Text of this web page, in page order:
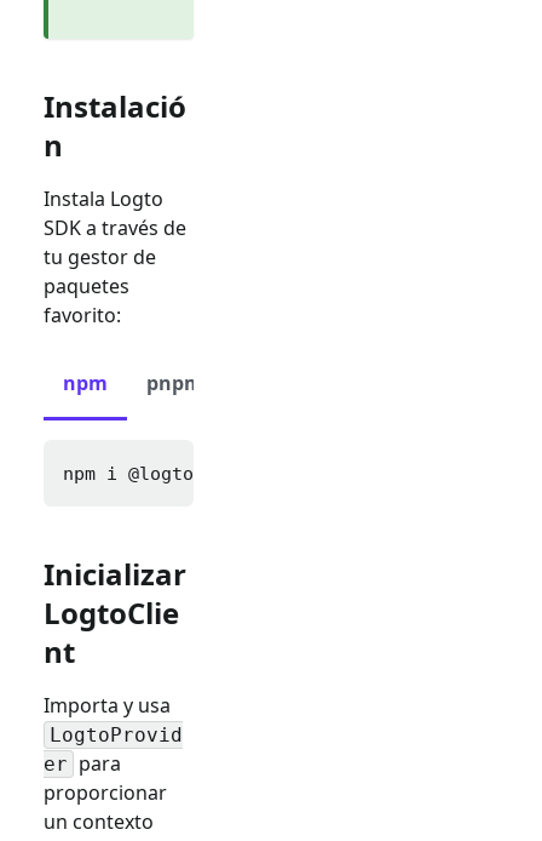
Instalació
n
Instala Logto
SDK a través de
tu gestor de
paquetes
favorito:
npm pnpm
npm i @logto/react
Inicializar
LogtoClie
nt
Importa y usa
LogtoProvid
er para
proporcionar
un contexto